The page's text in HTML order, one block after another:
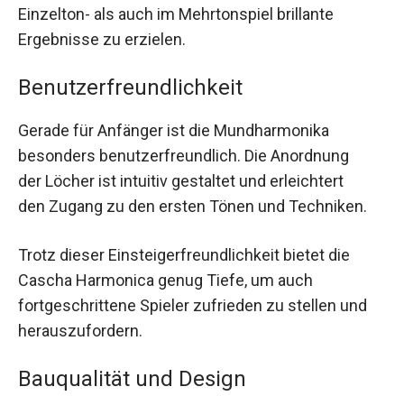
Einzelton- als auch im Mehrtonspiel brillante
Ergebnisse zu erzielen.
Benutzerfreundlichkeit
Gerade für Anfänger ist die Mundharmonika
besonders benutzerfreundlich. Die Anordnung
der Löcher ist intuitiv gestaltet und erleichtert
den Zugang zu den ersten Tönen und Techniken.
Trotz dieser Einsteigerfreundlichkeit bietet die
Cascha Harmonica genug Tiefe, um auch
fortgeschrittene Spieler zufrieden zu stellen und
herauszufordern.
Bauqualität und Design